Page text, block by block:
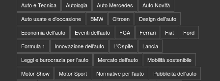
Auto e Tecnica
Autologia Auto Mercedes
Auto Novità
Auto usate e d'occasione
BMW Citroen
Design dell'auto
Economia dell'auto
Eventi dell'auto FCA Ferrari Fiat
Ford
Formula 1
Innovazione dell'auto L'Ospite
Lancia
Leggi e burocrazia per l'auto
Mercato dell'auto
Mobilità sostenibile
Motor Show
Motor Sport Normative per l'auto
Pubblicità dell'auto